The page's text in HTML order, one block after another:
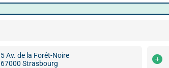
5 Av. de la Forêt-Noire
67000 Strasbourg